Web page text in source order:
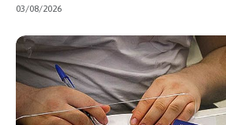
03/08/2026